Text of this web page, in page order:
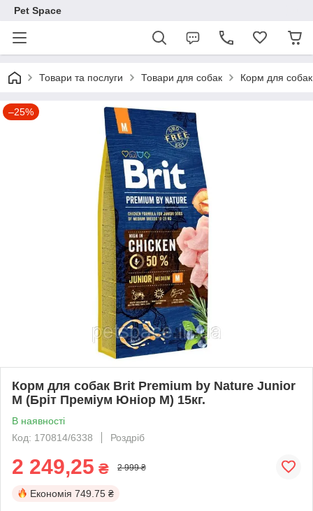
Pet Space
Товари та послуги Товари для собак Корм для собак
–25%
Корм для собак Brit Premium by Nature Junior
М (Бріт Преміум Юніор М) 15кг.
В наявності
Код: 170814/6338
Роздріб
2 249,25 ₴ 2 999 ₴
Економія 749.75 ₴